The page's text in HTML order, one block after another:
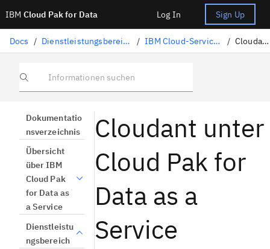
IBM Cloud Pak for Data Log In Sign Up
Docs / Dienstleistungsbereich / IBM Cloud-Services / Cloudant
Informationen suchen
Dokumentatio
nsverzeichnis
Übersicht
über IBM
Cloud Pak
for Data as
a Service
Dienstleistu
ngsbereich
Cloudant unter
Cloud Pak for
Data as a
Service